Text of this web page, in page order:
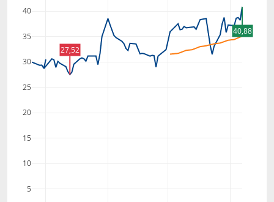
5
10
15
20
25
30
35
40
40,88
27,52